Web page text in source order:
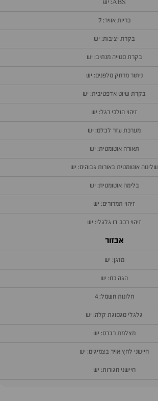
ABS: יש
כריות אוויר: 7
בקרת יציבות: יש
בקרת סטייה מנתיב: יש
ניתור מרחק מלפנים: יש
בקרת שיוט אדפטיבית: יש
זיהוי הולכי רגל: יש
מערכת עזר לבלם: יש
תאורה אוטומטית: יש
שליטה אוטומטית באורות גבוהים: יש
בלימה אוטומטית: יש
זיהוי תמרורים: יש
זיהוי רכב דו גלגלי: יש
אבזור
מזגן: יש
הגה כח: יש
חלונות חשמל: 4
גלגלי סגסוגת קלה: יש
מצלמת רברס: יש
חיישני לחץ אויר בצמיגים: יש
חיישני חגורות: יש